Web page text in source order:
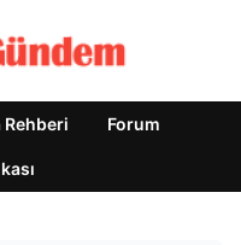
Rehberi Forum